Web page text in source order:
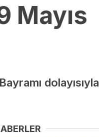
Mayıs
dolayısıyla